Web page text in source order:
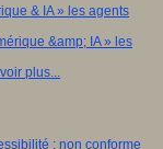
& IA » les agents
plus...
: non conforme